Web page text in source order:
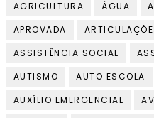
AGRICULTURA
ÁGUA
APROVADA
ASSISTÊNCIA SOCIAL
AUTISMO
AUTO ESCOLA
AUXÍLIO EMERGENCIAL